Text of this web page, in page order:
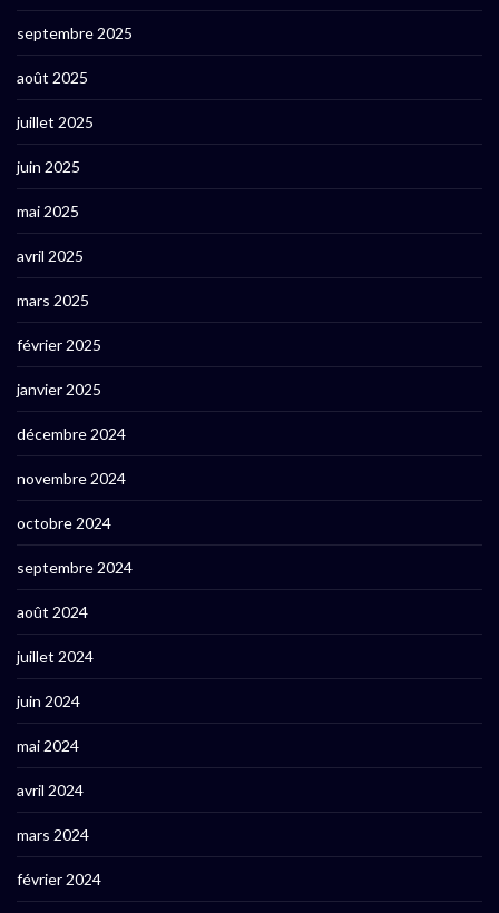
septembre 2025
août 2025
juillet 2025
juin 2025
mai 2025
avril 2025
mars 2025
février 2025
janvier 2025
décembre 2024
novembre 2024
octobre 2024
septembre 2024
août 2024
juillet 2024
juin 2024
mai 2024
avril 2024
mars 2024
février 2024